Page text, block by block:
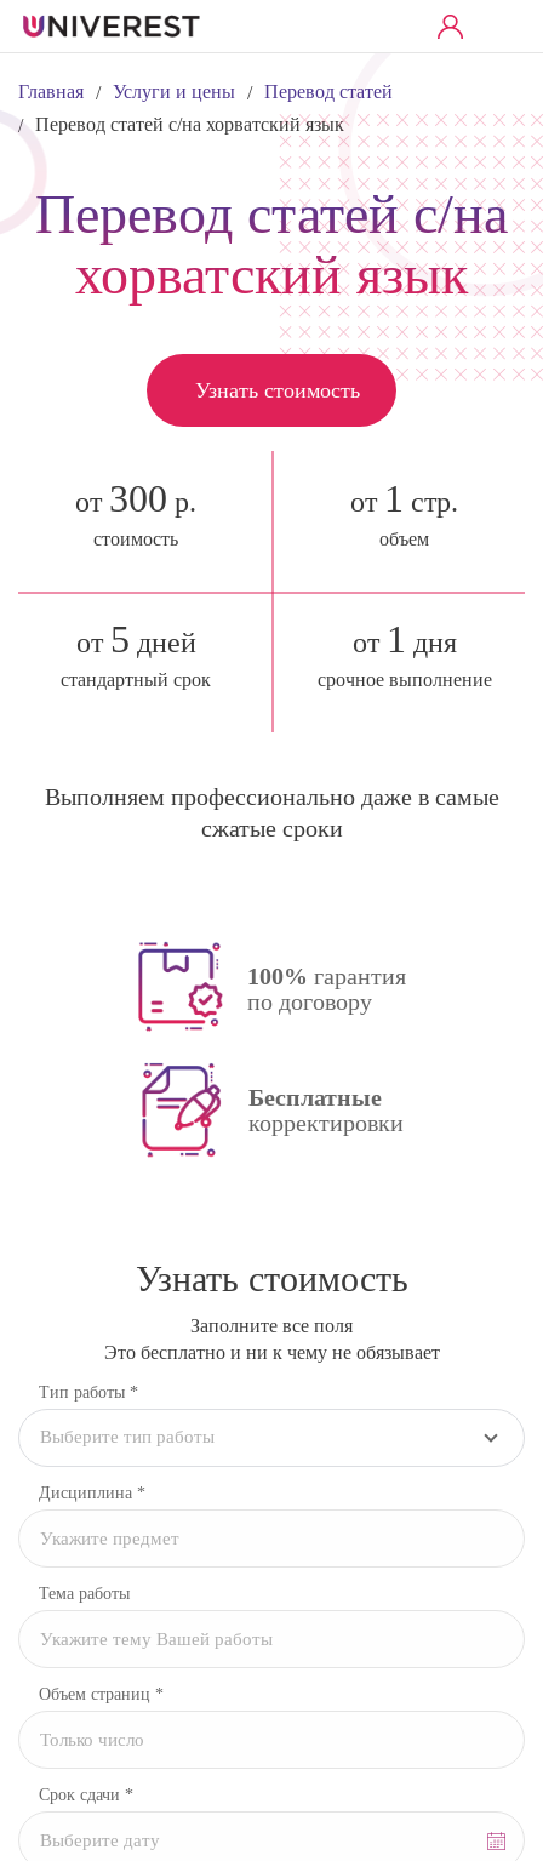
Главная / Услуги и цены / Перевод статей
/ Перевод статей с/на хорватский язык
Перевод статей с/на
хорватский язык
Узнать стоимость
от 300 р.
стоимость
от 1 стр.
объем
от 5 дней
стандартный срок
от 1 дня
срочное выполнение
Выполняем профессионально даже в самые
сжатые сроки
100% гарантия
по договору
Бесплатные
корректировки
Узнать стоимость
Заполните все поля
Это бесплатно и ни к чему не обязывает
Тип работы *
Выберите тип работы
Дисциплина *
Тема работы
Объем страниц *
Срок сдачи *